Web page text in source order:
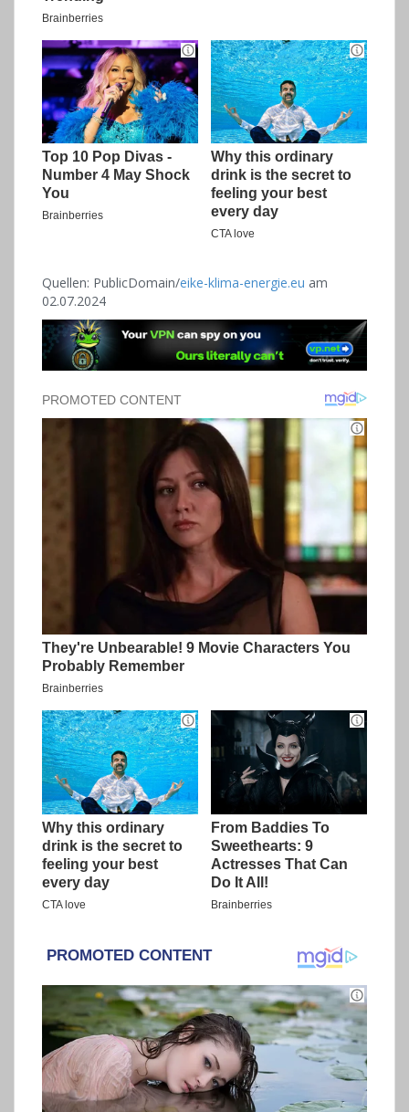
Quellen: PublicDomain/eike-klima-energie.eu am
02.07.2024